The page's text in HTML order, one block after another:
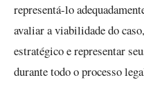
representá-lo
avaliar a viabilidade do
estratégico e representar
durante todo o processo